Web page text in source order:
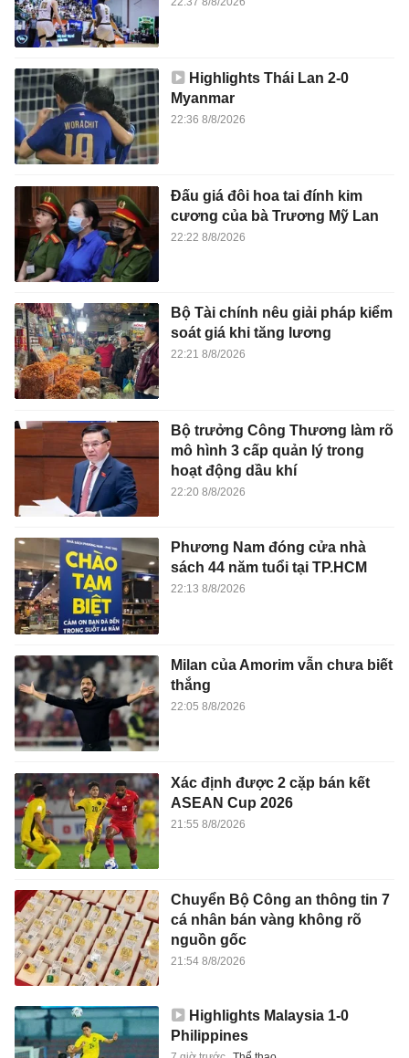
Highlights Thái Lan 2-0
Myanmar
22:36 8/8/2026
Đấu giá đôi hoa tai đính kim
cương của bà Trương Mỹ Lan
22:22 8/8/2026
Bộ Tài chính nêu giải pháp kiểm
soát giá khi tăng lương
22:21 8/8/2026
Bộ trưởng Công Thương làm rõ
mô hình 3 cấp quản lý trong
hoạt động dầu khí
22:20 8/8/2026
Phương Nam đóng cửa nhà
sách 44 năm tuổi tại TP.HCM
22:13 8/8/2026
Milan của Amorim vẫn chưa biết
thắng
22:05 8/8/2026
Xác định được 2 cặp bán kết
ASEAN Cup 2026
21:55 8/8/2026
Chuyển Bộ Công an thông tin 7
cá nhân bán vàng không rõ
nguồn gốc
21:54 8/8/2026
Highlights Malaysia 1-0
Philippines